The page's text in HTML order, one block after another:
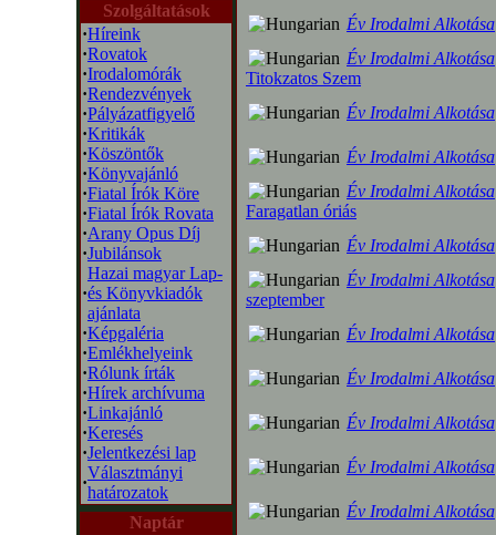
Szolgáltatások
·Híreink
·Rovatok
·Irodalomórák
·Rendezvények
·Pályázatfigyelő
·Kritikák
·Köszöntők
·Könyvajánló
·Fiatal Írók Köre
·Fiatal Írók Rovata
·Arany Opus Díj
·Jubilánsok
·
Hazai magyar Lap-
és Könyvkiadók
ajánlata
·Képgaléria
·Emlékhelyeink
·Rólunk írták
·Hírek archívuma
·Linkajánló
·Keresés
·Jelentkezési lap
·
Választmányi
határozatok
Naptár
Év Irodalmi Alkotása
Év Irodalmi Alkotása
Titokzatos Szem
Év Irodalmi Alkotása
Év Irodalmi Alkotása
Év Irodalmi Alkotása
Faragatlan óriás
Év Irodalmi Alkotása
Év Irodalmi Alkotása
szeptember
Év Irodalmi Alkotása
Év Irodalmi Alkotása
Év Irodalmi Alkotása
Év Irodalmi Alkotása
Év Irodalmi Alkotása